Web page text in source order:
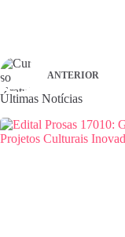
ANTERIOR
Últimas Notícias